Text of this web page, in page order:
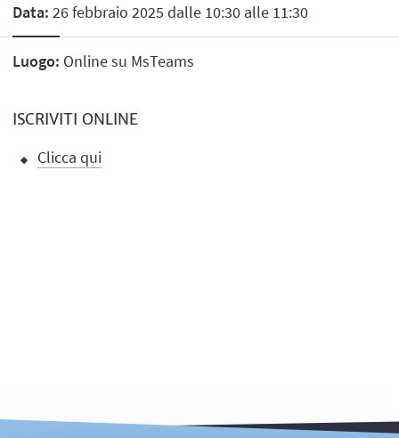
Data: 26 febbraio 2025 dalle 10:30 alle 11:30
Luogo: Online su MsTeams
ISCRIVITI ONLINE
Clicca qui